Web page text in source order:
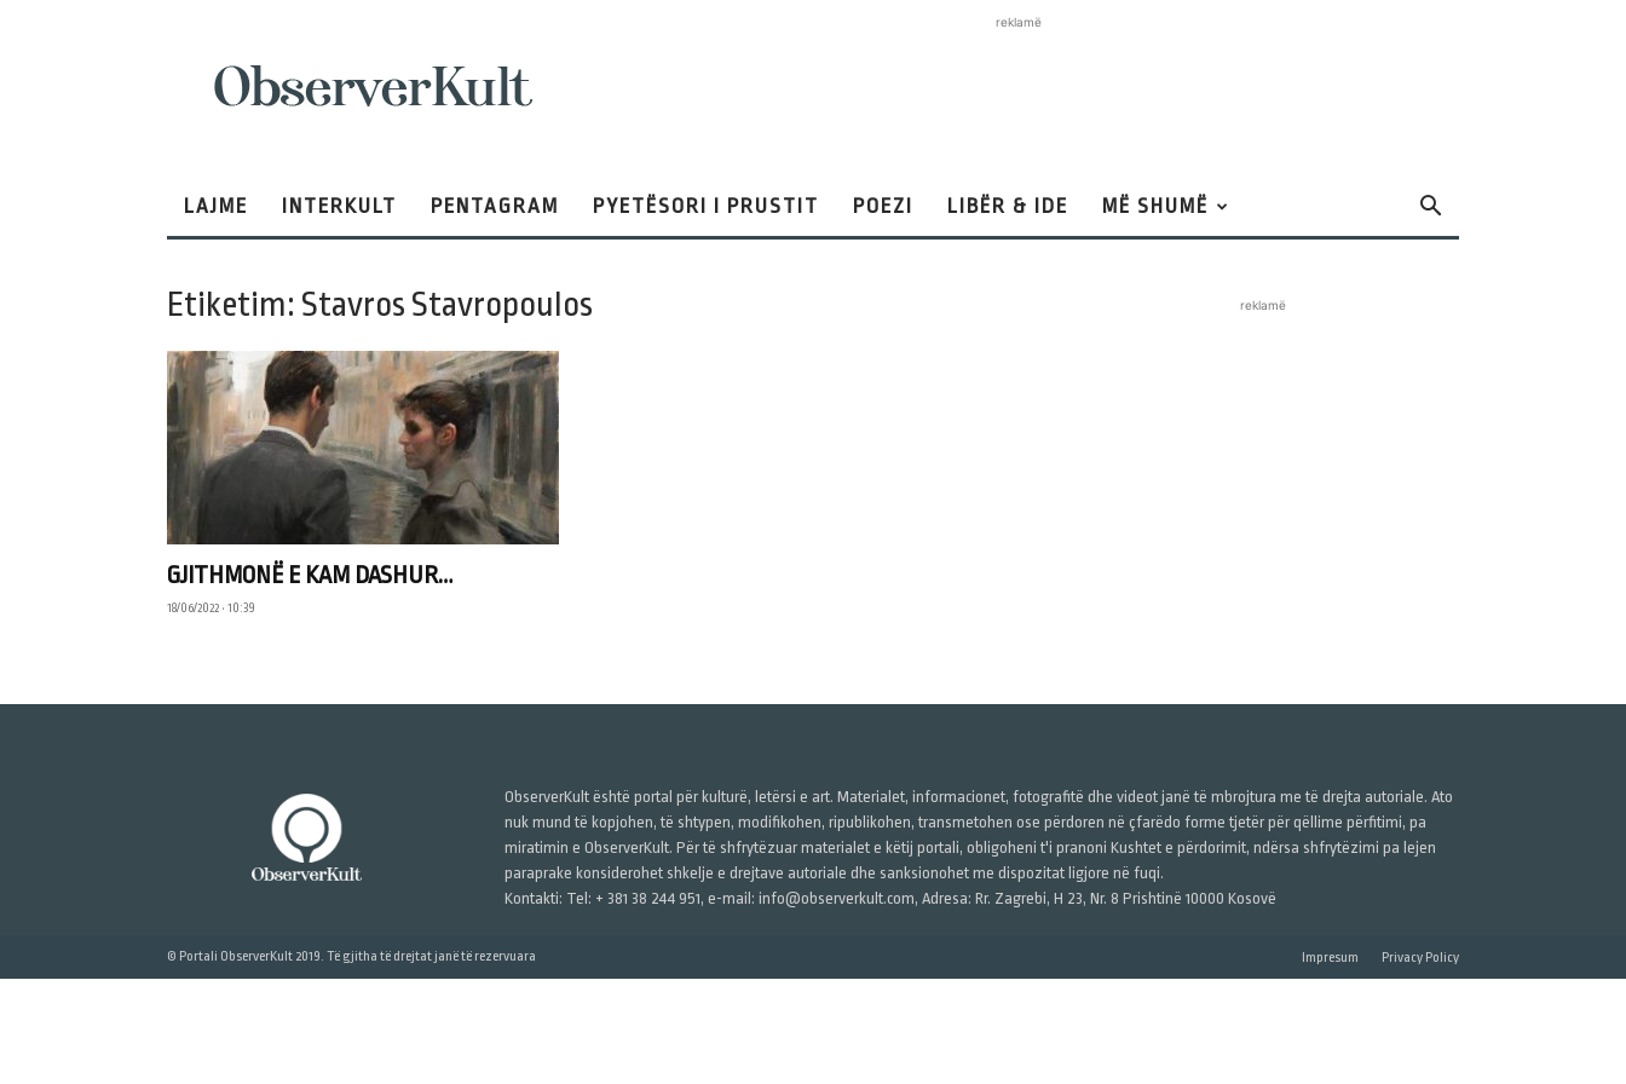
reklamë
LAJME INTERKULT PENTAGRAM PYETËSORI I PRUSTIT POEZI LIBËR & IDE MË SHUMË
Etiketim: Stavros Stavropoulos
GJITHMONË E KAM DASHUR…
18/06/2022 • 10:39
reklamë
ObserverKult është portal për kulturë, letërsi e art. Materialet, informacionet, fotografitë dhe videot janë të mbrojtura me të drejta autoriale. Ato
nuk mund të kopjohen, të shtypen, modifikohen, ripublikohen, transmetohen ose përdoren në çfarëdo forme tjetër për qëllime përfitimi, pa
miratimin e ObserverKult. Për të shfrytëzuar materialet e këtij portali, obligoheni t'i pranoni Kushtet e përdorimit, ndërsa shfrytëzimi pa lejen
paraprake konsiderohet shkelje e drejtave autoriale dhe sanksionohet me dispozitat ligjore në fuqi.
Kontakti: Tel: + 381 38 244 951, e-mail: info@observerkult.com, Adresa: Rr. Zagrebi, H 23, Nr. 8 Prishtinë 10000 Kosovë
Impresum Privacy Policy
© Portali ObserverKult 2019. Të gjitha të drejtat janë të rezervuara